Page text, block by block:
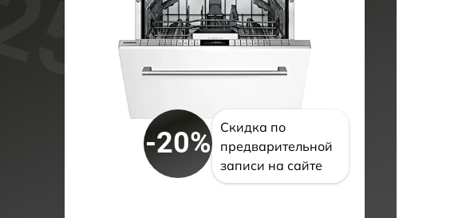
-20%
Скидка по
предварительной
записи на сайте